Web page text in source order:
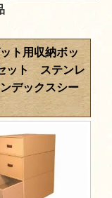
ト用収納ボッ
ット ステンレ
デックスシー